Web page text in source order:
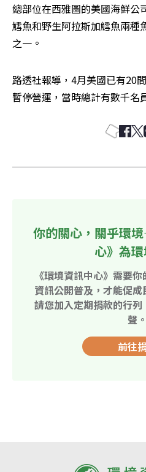
總部位在西雅圖的美國海鮮公
鱈魚和野生阿拉斯加鱈魚兩種
之一。
路透社報導，4月美國已有20
暫停營運，當時總計有數千名
你的關心，關乎環
心》為
《環境資訊中心》需要
資訊公開普及，才能促
請您加入定期捐款的行
聲。
前往